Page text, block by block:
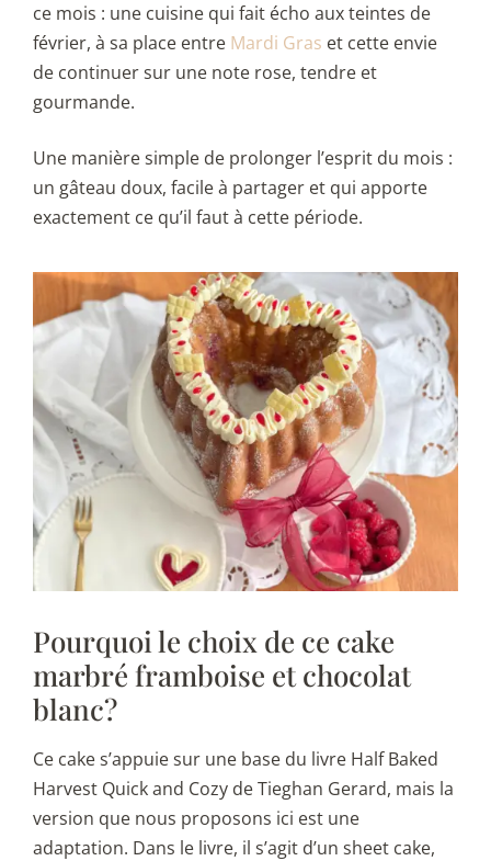
ce mois : une cuisine qui fait écho aux teintes de
février, à sa place entre Mardi Gras et cette envie
de continuer sur une note rose, tendre et
gourmande.
Une manière simple de prolonger l’esprit du mois :
un gâteau doux, facile à partager et qui apporte
exactement ce qu’il faut à cette période.
Pourquoi le choix de ce cake
marbré framboise et chocolat
blanc?
Ce cake s’appuie sur une base du livre Half Baked
Harvest Quick and Cozy de Tieghan Gerard, mais la
version que nous proposons ici est une
adaptation. Dans le livre, il s’agit d’un sheet cake,